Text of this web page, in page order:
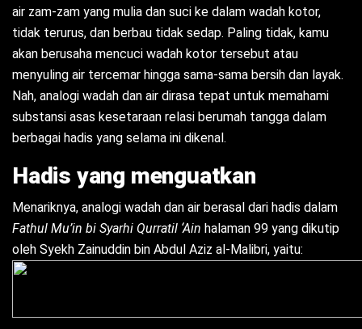
air zam-zam yang mulia dan suci ke dalam wadah kotor,
tidak terurus, dan berbau tidak sedap. Paling tidak, kamu
akan berusaha mencuci wadah kotor tersebut atau
menyuling air tercemar hingga sama-sama bersih dan layak.
Nah, analogi wadah dan air dirasa tepat untuk memahami
substansi asas kesetaraan relasi berumah tangga dalam
berbagai hadis yang selama ini dikenal.
Hadis yang menguatkan
Menariknya, analogi wadah dan air berasal dari hadis dalam
Fathul Mu’in bi Syarhi Qurratil ‘Ain halaman 99 yang dikutip
oleh Syekh Zainuddin bin Abdul Aziz al-Malibri, yaitu: